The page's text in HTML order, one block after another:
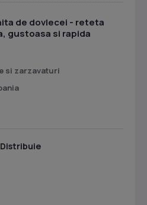
de dovlecei - reteta
gustoasa si rapida
si zarzavaturi
Distribuie